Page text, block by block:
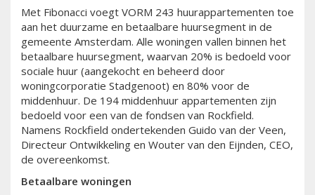
Met Fibonacci voegt VORM 243 huurappartementen toe
aan het duurzame en betaalbare huursegment in de
gemeente Amsterdam. Alle woningen vallen binnen het
betaalbare huursegment, waarvan 20% is bedoeld voor
sociale huur (aangekocht en beheerd door
woningcorporatie Stadgenoot) en 80% voor de
middenhuur. De 194 middenhuur appartementen zijn
bedoeld voor een van de fondsen van Rockfield.
Namens Rockfield ondertekenden Guido van der Veen,
Directeur Ontwikkeling en Wouter van den Eijnden, CEO,
de overeenkomst.
Betaalbare woningen